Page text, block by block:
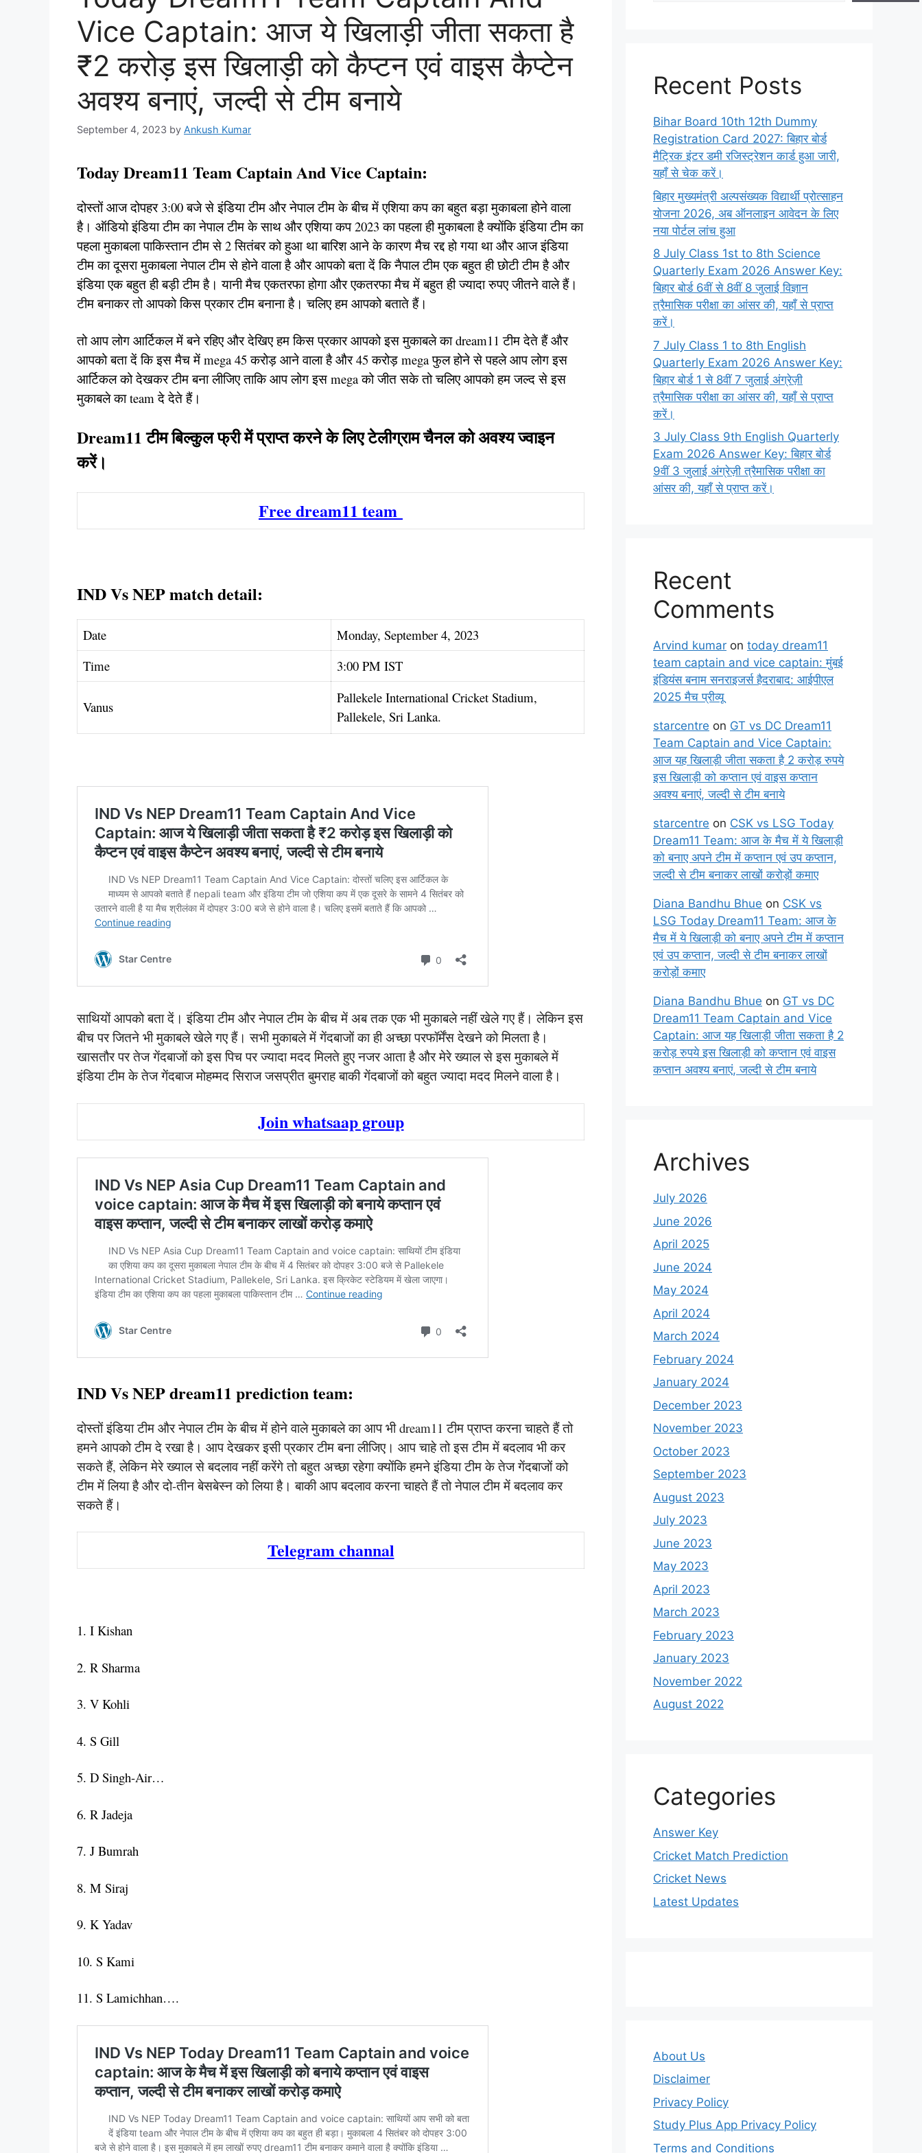
Vice Captain: आज ये खिलाड़ी जीता सकता है
₹2 करोड़ इस खिलाड़ी को कैप्टन एवं वाइस कैप्टेन
अवश्य बनाएं, जल्दी से टीम बनाये
September 4, 2023 by Ankush Kumar
Today Dream11 Team Captain And Vice Captain:
दोस्तों आज दोपहर 3:00 बजे से इंडिया टीम और नेपाल टीम के बीच में एशिया कप का बहुत बड़ा मुकाबला होने वाला
है। ऑडियो इंडिया टीम का नेपाल टीम के साथ और एशिया कप 2023 का पहला ही मुकाबला है क्योंकि इंडिया टीम का
पहला मुकाबला पाकिस्तान टीम से 2 सितंबर को हुआ था बारिश आने के कारण मैच रद्द हो गया था और आज इंडिया
टीम का दूसरा मुकाबला नेपाल टीम से होने वाला है और आपको बता दें कि नैपाल टीम एक बहुत ही छोटी टीम है और
इंडिया एक बहुत ही बड़ी टीम है। यानी मैच एकतरफा होगा और एकतरफा मैच में बहुत ही ज्यादा रुपए जीतने वाले हैं।
टीम बनाकर तो आपको किस प्रकार टीम बनाना है। चलिए हम आपको बताते हैं।
तो आप लोग आर्टिकल में बने रहिए और देखिए हम किस प्रकार आपको इस मुकाबले का dream11 टीम देते हैं और
आपको बता दें कि इस मैच में mega 45 करोड़ आने वाला है और 45 करोड़ mega फुल होने से पहले आप लोग इस
आर्टिकल को देखकर टीम बना लीजिए ताकि आप लोग इस mega को जीत सके तो चलिए आपको हम जल्द से इस
मुकाबले का team दे देते हैं।
Dream11 टीम बिल्कुल फ्री में प्राप्त करने के लिए टेलीग्राम चैनल को अवश्य ज्वाइन
करें।
Free dream11 team
IND Vs NEP match detail:
Date
Monday, September 4, 2023
Time
3:00 PM IST
Vanus
Pallekele International Cricket Stadium,
Pallekele, Sri Lanka.
साथियों आपको बता दें। इंडिया टीम और नेपाल टीम के बीच में अब तक एक भी मुकाबले नहीं खेले गए हैं। लेकिन इस
बीच पर जितने भी मुकाबले खेले गए हैं। सभी मुकाबले में गेंदबाजों का ही अच्छा परफॉर्मेंस देखने को मिलता है।
खासतौर पर तेज गेंदबाजों को इस पिच पर ज्यादा मदद मिलते हुए नजर आता है और मेरे ख्याल से इस मुकाबले में
इंडिया टीम के तेज गेंदबाज मोहम्मद सिराज जसप्रीत बुमराह बाकी गेंदबाजों को बहुत ज्यादा मदद मिलने वाला है।
Join whatsaap group
IND Vs NEP dream11 prediction team:
दोस्तों इंडिया टीम और नेपाल टीम के बीच में होने वाले मुकाबले का आप भी dream11 टीम प्राप्त करना चाहते हैं तो
हमने आपको टीम दे रखा है। आप देखकर इसी प्रकार टीम बना लीजिए। आप चाहे तो इस टीम में बदलाव भी कर
सकते हैं, लेकिन मेरे ख्याल से बदलाव नहीं करेंगे तो बहुत अच्छा रहेगा क्योंकि हमने इंडिया टीम के तेज गेंदबाजों को
टीम में लिया है और दो-तीन बेसबेस्न को लिया है। बाकी आप बदलाव करना चाहते हैं तो नेपाल टीम में बदलाव कर
सकते हैं।
Telegram channal
1. I Kishan
2. R Sharma
3. V Kohli
4. S Gill
5. D Singh-Air…
6. R Jadeja
7. J Bumrah
8. M Siraj
9. K Yadav
10. S Kami
11. S Lamichhan….
Recent Posts
Bihar Board 10th 12th Dummy
Registration Card 2027: बिहार बोर्ड
मैट्रिक इंटर डमी रजिस्ट्रेशन कार्ड हुआ जारी,
यहाँ से चेक करें।
बिहार मुख्यमंत्री अल्पसंख्यक विद्यार्थी प्रोत्साहन
योजना 2026, अब ऑनलाइन आवेदन के लिए
नया पोर्टल लांच हुआ
8 July Class 1st to 8th Science
Quarterly Exam 2026 Answer Key:
बिहार बोर्ड 6वीं से 8वीं 8 जुलाई विज्ञान
त्रैमासिक परीक्षा का आंसर की, यहाँ से प्राप्त
करें।
7 July Class 1 to 8th English
Quarterly Exam 2026 Answer Key:
बिहार बोर्ड 1 से 8वीं 7 जुलाई अंग्रेज़ी
त्रैमासिक परीक्षा का आंसर की, यहाँ से प्राप्त
करें।
3 July Class 9th English Quarterly
Exam 2026 Answer Key: बिहार बोर्ड
9वीं 3 जुलाई अंग्रेज़ी त्रैमासिक परीक्षा का
आंसर की, यहाँ से प्राप्त करें।
Recent
Comments
Arvind kumar on today dream11
team captain and vice captain: मुंबई
इंडियंस बनाम सनराइजर्स हैदराबाद: आईपीएल
2025 मैच प्रीव्यू
starcentre on GT vs DC Dream11
Team Captain and Vice Captain:
आज यह खिलाड़ी जीता सकता है 2 करोड़ रुपये
इस खिलाड़ी को कप्तान एवं वाइस कप्तान
अवश्य बनाएं, जल्दी से टीम बनाये
starcentre on CSK vs LSG Today
Dream11 Team: आज के मैच में ये खिलाड़ी
को बनाए अपने टीम में कप्तान एवं उप कप्तान,
जल्दी से टीम बनाकर लाखों करोड़ों कमाए
Diana Bandhu Bhue on CSK vs
LSG Today Dream11 Team: आज के
मैच में ये खिलाड़ी को बनाए अपने टीम में कप्तान
एवं उप कप्तान, जल्दी से टीम बनाकर लाखों
करोड़ों कमाए
Diana Bandhu Bhue on GT vs DC
Dream11 Team Captain and Vice
Captain: आज यह खिलाड़ी जीता सकता है 2
करोड़ रुपये इस खिलाड़ी को कप्तान एवं वाइस
कप्तान अवश्य बनाएं, जल्दी से टीम बनाये
Archives
July 2026
June 2026
April 2025
June 2024
May 2024
April 2024
March 2024
February 2024
January 2024
December 2023
November 2023
October 2023
September 2023
August 2023
July 2023
June 2023
May 2023
April 2023
March 2023
February 2023
January 2023
November 2022
August 2022
Categories
Answer Key
Cricket Match Prediction
Cricket News
Latest Updates
About Us
Disclaimer
Privacy Policy
Study Plus App Privacy Policy
Terms and Conditions